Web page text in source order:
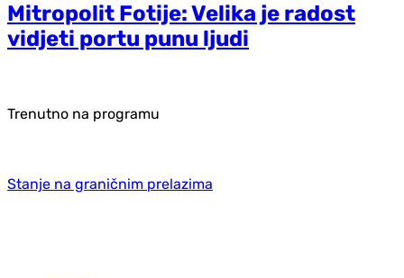
Mitropolit Fotije: Velika je radost
vidjeti portu punu ljudi
Trenutno na programu
Stanje na graničnim prelazima